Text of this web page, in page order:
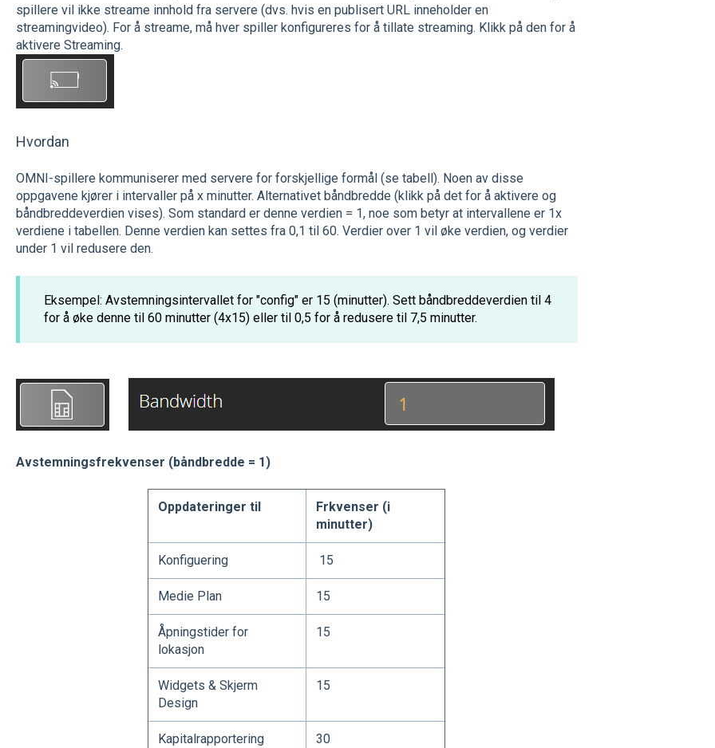
spillere vil ikke streame innhold fra servere (dvs. hvis en publisert URL inneholder en
streamingvideo). For å streame, må hver spiller konfigureres for å tillate streaming. Klikk på den for å
aktivere Streaming.
Hvordan
OMNI-spillere kommuniserer med servere for forskjellige formål (se tabell). Noen av disse
oppgavene kjører i intervaller på x minutter. Alternativet båndbredde (klikk på det for å aktivere og
båndbreddeverdien vises). Som standard er denne verdien = 1, noe som betyr at intervallene er 1x
verdiene i tabellen. Denne verdien kan settes fra 0,1 til 60. Verdier over 1 vil øke verdien, og verdier
under 1 vil redusere den.
Eksempel: Avstemningsintervallet for "config" er 15 (minutter). Sett båndbreddeverdien til 4
for å øke denne til 60 minutter (4x15) eller til 0,5 for å redusere til 7,5 minutter.
Avstemningsfrekvenser (båndbredde = 1)
Oppdateringer til
Frkvenser (i
minutter)
Konfiguering 15
Medie Plan 15
Åpningstider for
lokasjon
15
Widgets & Skjerm
Design
15
Kapitalrapportering 30